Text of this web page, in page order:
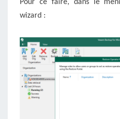
Pour ce faire, dans le
wizard :